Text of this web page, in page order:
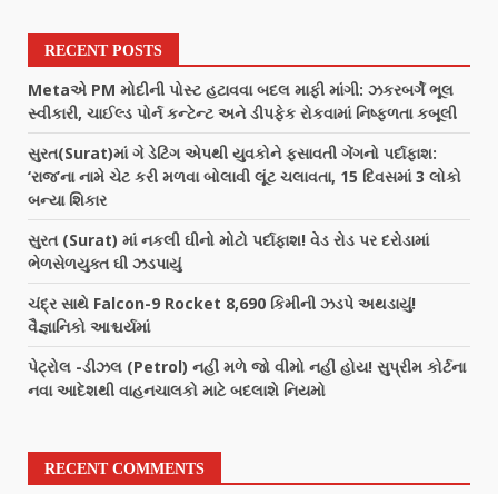
RECENT POSTS
Metaએ PM મોદીની પોસ્ટ હટાવવા બદલ માફી માંગી: ઝકરબર્ગે ભૂલ
સ્વીકારી, ચાઈલ્ડ પોર્ન કન્ટેન્ટ અને ડીપફેક રોકવામાં નિષ્ફળતા કબૂલી
સુરત(Surat)માં ગે ડેટિંગ એપથી યુવકોને ફસાવતી ગેંગનો પર્દાફાશ:
‘રાજ’ના નામે ચેટ કરી મળવા બોલાવી લૂંટ ચલાવતા, 15 દિવસમાં 3 લોકો
બન્યા શિકાર
સુરત (Surat) માં નકલી ઘીનો મોટો પર્દાફાશ! વેડ રોડ પર દરોડામાં
ભેળસેળયુક્ત ઘી ઝડપાયું
ચંદ્ર સાથે Falcon-9 Rocket 8,690 કિમીની ઝડપે અથડાયું!
વૈજ્ઞાનિકો આશ્ચર્યમાં
પેટ્રોલ -ડીઝલ (Petrol) નહીં મળે જો વીમો નહીં હોય! સુપ્રીમ કોર્ટના
નવા આદેશથી વાહનચાલકો માટે બદલાશે નિયમો
RECENT COMMENTS